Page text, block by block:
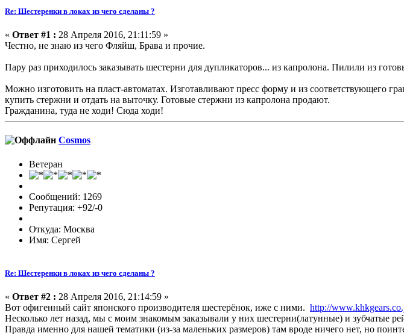
Re: Шестеренки в локах из чего сделаны ?
« Ответ #1 : 28 Апреля 2016, 21:11:59 »
Честно, не знаю из чего Фляйш, Брава и прочие.
Пару раз приходилось заказывать шестерни для дупликаторов... из капролона. Пилили из
Можно изготовить на пласт-автоматах. Изготавливают пресс форму и из соответствующего
купить стержни и отдать на выточку. Готовые стержни из капролона продают.
Гражданина, туда не ходи! Сюда ходи!
Cosmos
Ветеран
Сообщений: 1269
Репутация: +92/-0
Откуда: Москва
Имя: Сергей
Re: Шестеренки в локах из чего сделаны ?
« Ответ #2 : 28 Апреля 2016, 21:14:59 »
Вот офигенный сайт японского производителя шестерёнок, иже с ними. http://
Несколько лет назад, мы с моим знакомым заказывали у них шестерни(латунные) и зубчатые
Правда именно для нашей тематики (из-за маленьких размеров) там вроде ничего нет, но